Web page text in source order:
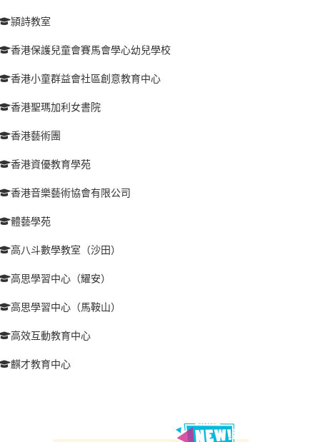
頴詩教室
香港保護兒童會賽馬會學心幼兒學校
香港小童群益會社區創意教育中心
香港聖瑪加利女書院
香港藝術團
香港資優教育學苑
香港音樂藝術協會有限公司
體藝學苑
高八斗數學教室（沙田）
高思學習中心（耀安）
高思學習中心（馬鞍山）
高效互動教育中心
麒才教育中心